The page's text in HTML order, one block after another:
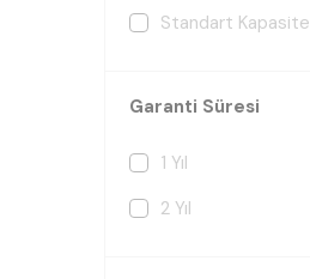
Standart Kapasite
Garanti Süresi
1 Yıl
2 Yıl